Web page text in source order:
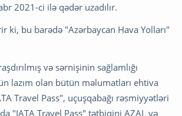
2021-ci ilə qədər uzadılır.
ki, bu barədə "Azərbaycan Hava Yolları"
və sərnişinin sağlamlığı
lazım olan bütün məlumatları ehtiva
Travel Pass", uçuşqabağı rəsmiyyətləri
"IATA Travel Pass" tətbiqini AZAL və